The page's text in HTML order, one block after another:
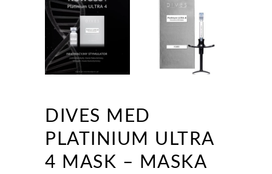
DIVES MED
PLATINIUM ULTRA
4 MASK – MASKA